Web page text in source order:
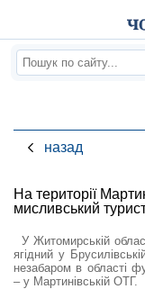
назад
На території
мисливський
У Житомирській
ягідний у
незабаром в області
– у Мартинівській ОТГ.